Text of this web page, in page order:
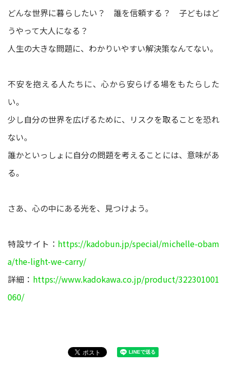
どんな世界に暮らしたい？ 誰を信頼する？ 子どもはど
うやって大人になる？
人生の大きな問題に、わかりいやすい解決策なんてない。
不安を抱える人たちに、心から安らげる場をもたらした
い。
少し自分の世界を広げるために、リスクを取ることを恐れ
ない。
誰かといっしょに自分の問題を考えることには、意味があ
る。
さあ、心の中にある光を、見つけよう。
特設サイト： https://kadobun.jp/special/michelle-obam
a/the-light-we-carry/
詳細： https://www.kadokawa.co.jp/product/322301001
060/